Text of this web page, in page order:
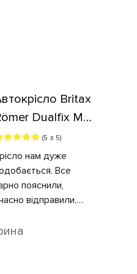
Britax
Dualfix M
(Carbon
(5 з 5)
нам дуже
Все
пояснили,
відправили,
доїхало Новою